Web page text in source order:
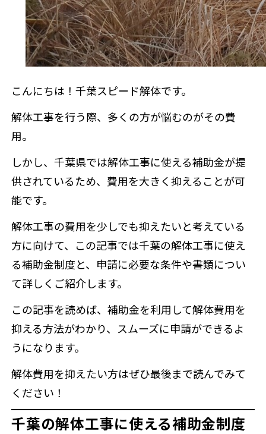
こんにちは！千葉スピード解体です。
解体工事を行う際、多くの方が悩むのがその費
用。
しかし、千葉県では解体工事に使える補助金が提
供されているため、費用を大きく抑えることが可
能です。
解体工事の費用を少しでも抑えたいと考えている
方に向けて、この記事では千葉の解体工事に使え
る補助金制度と、申請に必要な条件や書類につい
て詳しくご紹介します。
この記事を読めば、補助金を利用して解体費用を
抑える方法がわかり、スムーズに申請ができるよ
うになります。
解体費用を抑えたい方はぜひ最後まで読んでみて
ください！
千葉の解体工事に使える補助金制度